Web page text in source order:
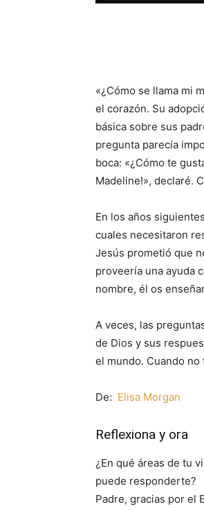
«¿Cómo se llama mi
el corazón. Su
básica sobre sus
pregunta parecía
boca: «¿Cómo te
Madeline!», declaré.
En los años
cuales necesitaron
Jesús prometió que
proveería una ayuda
nombre, él os
A veces, las
de Dios y sus
el mundo. Cuando
De: Elisa Morgan
Reflexiona y ora
¿En qué áreas de tu
puede responderte?
Padre, gracias por el